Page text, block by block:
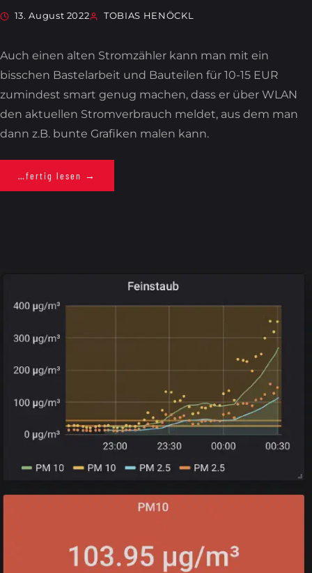
13. August 2022 TOBIAS HENÖCKL
Auch einen alten Stromzähler kann man mit ein
bisschen Bastelarbeit und Bauteilen für 10-15 EUR
zumindest smart genug machen, dass er über WLAN
den aktuellen Stromverbrauch meldet, aus dem man
dann z.B. bunte Grafiken malen kann.
…fertig lesen →